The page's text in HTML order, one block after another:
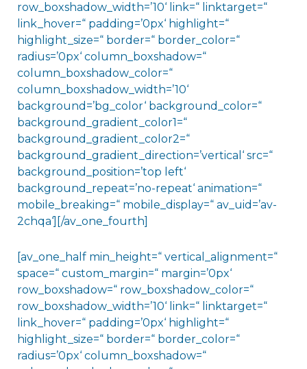
row_boxshadow_width=’10‘ link=“ linktarget=“
link_hover=“ padding=’0px‘ highlight=“
highlight_size=“ border=“ border_color=“
radius=’0px‘ column_boxshadow=“
column_boxshadow_color=“
column_boxshadow_width=’10‘
background=’bg_color‘ background_color=“
background_gradient_color1=“
background_gradient_color2=“
background_gradient_direction=’vertical‘ src=“
background_position=’top left‘
background_repeat=’no-repeat‘ animation=“
mobile_breaking=“ mobile_display=“ av_uid=’av-
2chqa‘][/av_one_fourth]
[av_one_half min_height=“ vertical_alignment=“
space=“ custom_margin=“ margin=’0px‘
row_boxshadow=“ row_boxshadow_color=“
row_boxshadow_width=’10‘ link=“ linktarget=“
link_hover=“ padding=’0px‘ highlight=“
highlight_size=“ border=“ border_color=“
radius=’0px‘ column_boxshadow=“